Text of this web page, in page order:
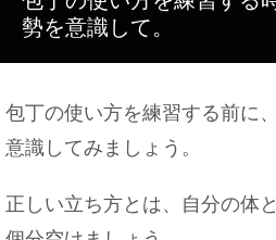
上司へのメールに追
ールマナー
勢を意識して。
包丁の使い方を練習する前に
意識してみましょう。
正しい立ち方とは、自分の体